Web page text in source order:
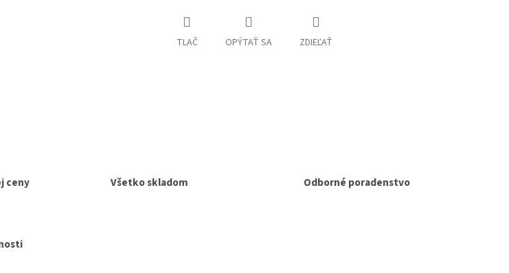
TLAČ OPÝTAŤ SA ZDIEĽAŤ
ceny Všetko skladom Odborné poradenstvo